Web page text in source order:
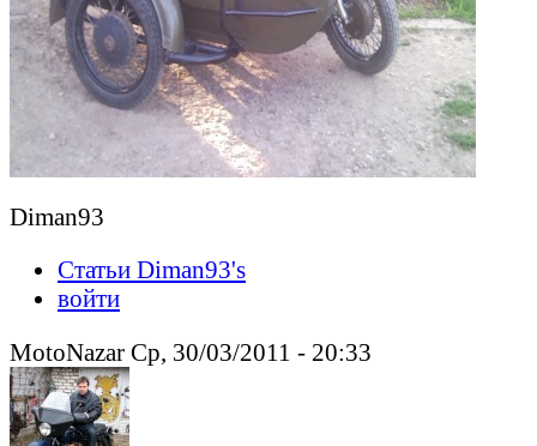
Diman93
Статьи Diman93's
войти
MotoNazar Ср, 30/03/2011 - 20:33